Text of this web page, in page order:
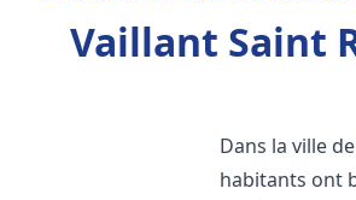
Vaillant Saint
Dans la ville
habitants ont